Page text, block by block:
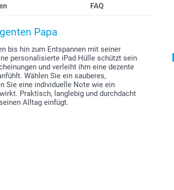
FAQ
Papa
bis hin zum Entspannen mit seiner
personalisierte iPad Hülle schützt sein
und verleiht ihm eine dezente
Wählen Sie ein sauberes,
Sie eine individuelle Note wie ein
Praktisch, langlebig und durchdacht
Alltag einfügt.